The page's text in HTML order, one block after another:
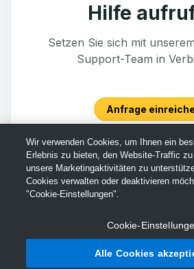
Hilfe
Setzen Sie sich mit
Support-Team in
Anfrage
Wir verwenden Cookies, um Ihnen ein
Erlebnis zu bieten, den Website-Traffic
unsere Marketingaktivitäten zu
Cookies verwalten oder deaktivieren
"Cookie-Einstellungen".
Cookie-
Alle Cookies